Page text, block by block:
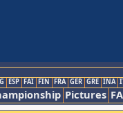
ESP FAI FIN FRA GER GRE INA
Pictures